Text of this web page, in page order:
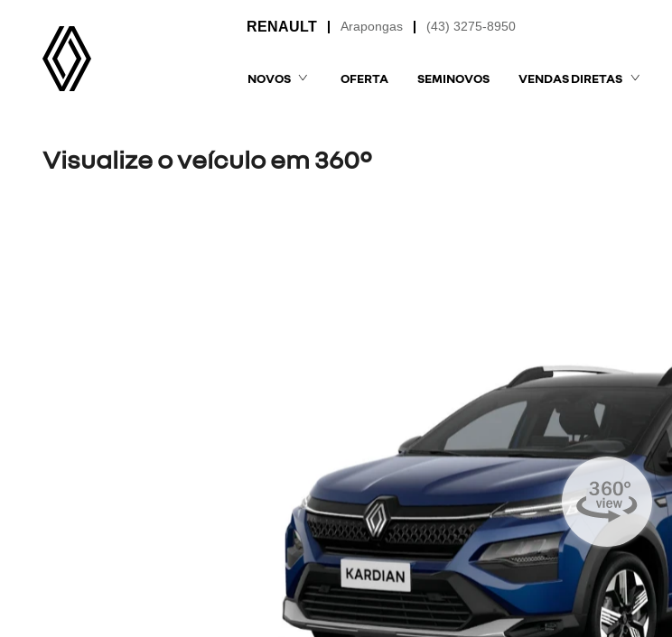
(43) 3275-8950
Arapongas
NOVOS OFERTA SEMINOVOS VENDAS DIRETAS
Visualize o veículo em 360°